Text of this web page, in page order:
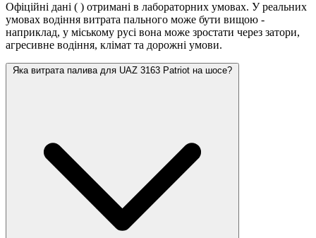
Офіційні дані ( ) отримані в лабораторних умовах. У реальних
умовах водіння витрата пального може бути вищою -
наприклад, у міському русі вона може зростати через затори,
агресивне водіння, клімат та дорожні умови.
Яка витрата палива для UAZ 3163 Patriot на шосе?